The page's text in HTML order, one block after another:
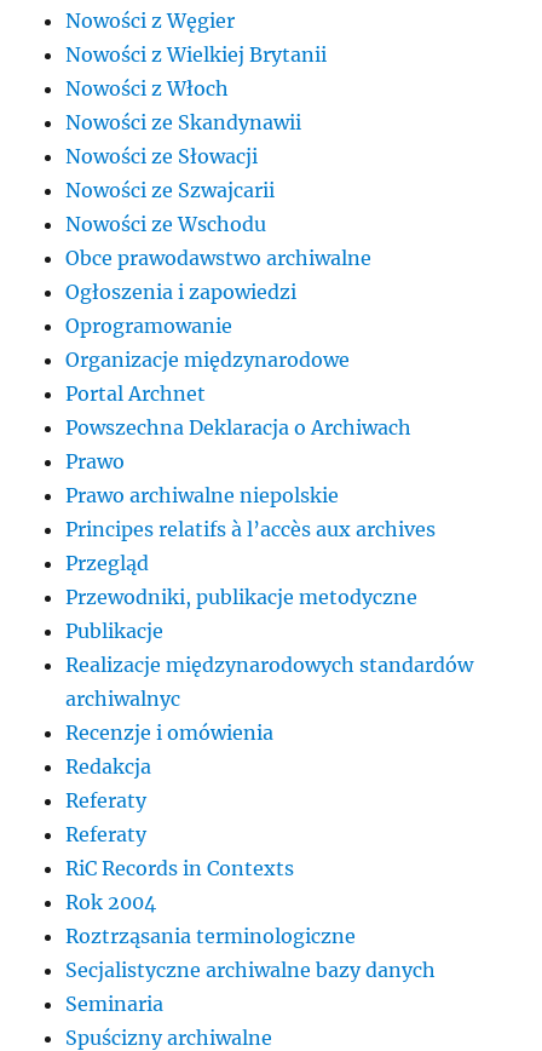
Nowości z Węgier
Nowości z Wielkiej Brytanii
Nowości z Włoch
Nowości ze Skandynawii
Nowości ze Słowacji
Nowości ze Szwajcarii
Nowości ze Wschodu
Obce prawodawstwo archiwalne
Ogłoszenia i zapowiedzi
Oprogramowanie
Organizacje międzynarodowe
Portal Archnet
Powszechna Deklaracja o Archiwach
Prawo
Prawo archiwalne niepolskie
Principes relatifs à l’accès aux archives
Przegląd
Przewodniki, publikacje metodyczne
Publikacje
Realizacje międzynarodowych standardów
archiwalnyc
Recenzje i omówienia
Redakcja
Referaty
Referaty
RiC Records in Contexts
Rok 2004
Roztrząsania terminologiczne
Secjalistyczne archiwalne bazy danych
Seminaria
Spuścizny archiwalne